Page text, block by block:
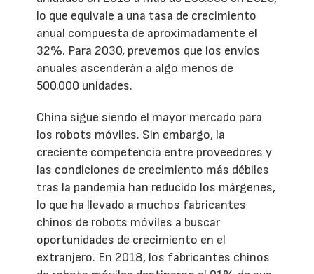
lo que equivale a una tasa de crecimiento
anual compuesta de aproximadamente el
32%. Para 2030, prevemos que los envíos
anuales ascenderán a algo menos de
500.000 unidades.
China sigue siendo el mayor mercado para
los robots móviles. Sin embargo, la
creciente competencia entre proveedores y
las condiciones de crecimiento más débiles
tras la pandemia han reducido los márgenes,
lo que ha llevado a muchos fabricantes
chinos de robots móviles a buscar
oportunidades de crecimiento en el
extranjero. En 2018, los fabricantes chinos